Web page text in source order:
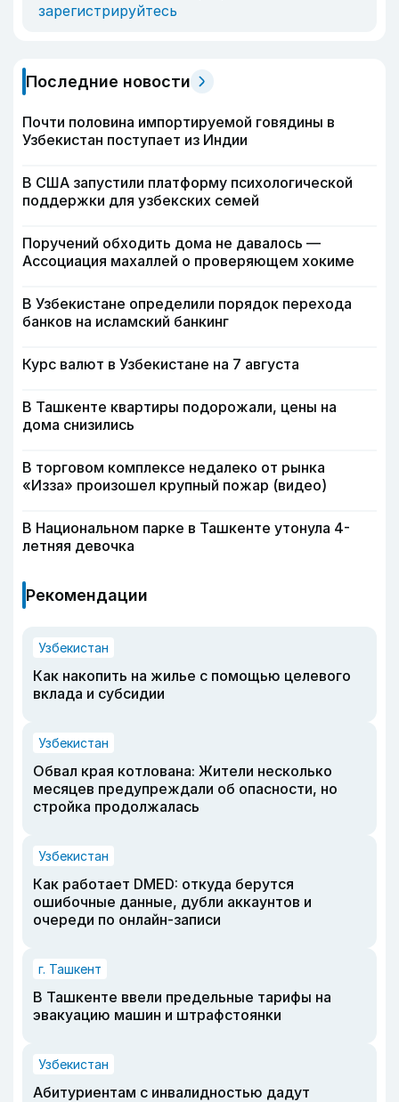
зарегистрируйтесь
Последние новости
Почти половина импортируемой говядины в
Узбекистан поступает из Индии
В США запустили платформу психологической
поддержки для узбекских семей
Поручений обходить дома не давалось —
Ассоциация махаллей о проверяющем хокиме
В Узбекистане определили порядок перехода
банков на исламский банкинг
Курс валют в Узбекистане на 7 августа
В Ташкенте квартиры подорожали, цены на
дома снизились
В торговом комплексе недалеко от рынка
«Изза» произошел крупный пожар (видео)
В Национальном парке в Ташкенте утонула 4-
летняя девочка
Рекомендации
Узбекистан
Как накопить на жилье с помощью целевого
вклада и субсидии
Узбекистан
Обвал края котлована: Жители несколько
месяцев предупреждали об опасности, но
стройка продолжалась
Узбекистан
Как работает DMED: откуда берутся
ошибочные данные, дубли аккаунтов и
очереди по онлайн-записи
г. Ташкент
В Ташкенте ввели предельные тарифы на
эвакуацию машин и штрафстоянки
Узбекистан
Абитуриентам с инвалидностью дадут